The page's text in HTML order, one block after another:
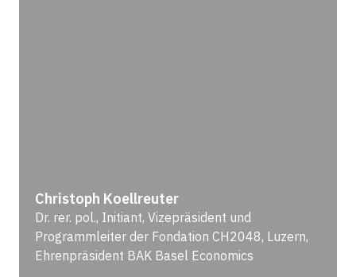
Christoph Koellreuter
Dr. rer. pol., Initiant, Vizepräsident und
Programmleiter der Fondation CH2048, Luzern,
Ehrenpräsident BAK Basel Economics